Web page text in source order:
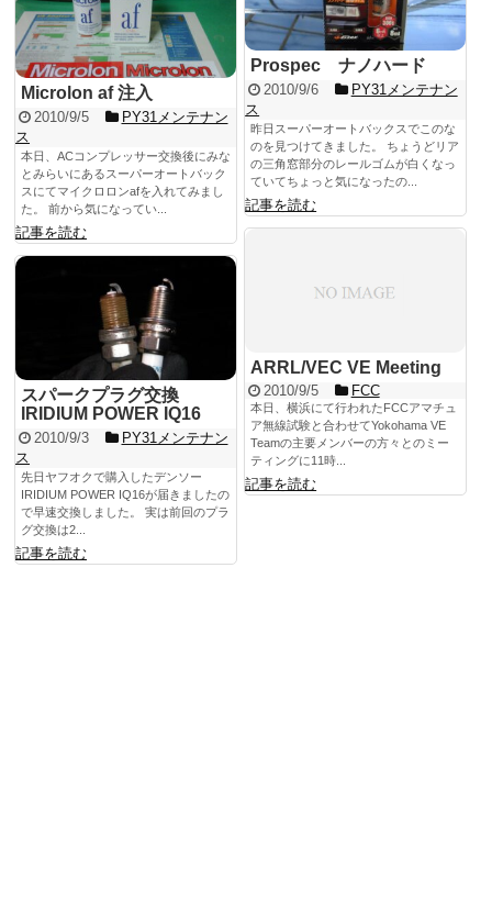
Prospec ナノハード
2010/9/6
PY31メンテナン
ス
昨日スーパーオートバックスでこのな
のを見つけてきました。 ちょうどリア
の三角窓部分のレールゴムが白くなっ
ていてちょっと気になったの...
記事を読む
Microlon af 注入
2010/9/5
PY31メンテナン
ス
本日、ACコンプレッサー交換後にみな
とみらいにあるスーパーオートバック
スにてマイクロロンafを入れてみまし
た。 前から気になってい...
記事を読む
ARRL/VEC VE Meeting
2010/9/5 FCC
本日、横浜にて行われたFCCアマチュ
ア無線試験と合わせてYokohama VE
Teamの主要メンバーの方々とのミー
ティングに11時...
記事を読む
スパークプラグ交換
IRIDIUM POWER IQ16
2010/9/3
PY31メンテナン
ス
先日ヤフオクで購入したデンソー
IRIDIUM POWER IQ16が届きましたの
で早速交換しました。 実は前回のプラ
グ交換は2...
記事を読む